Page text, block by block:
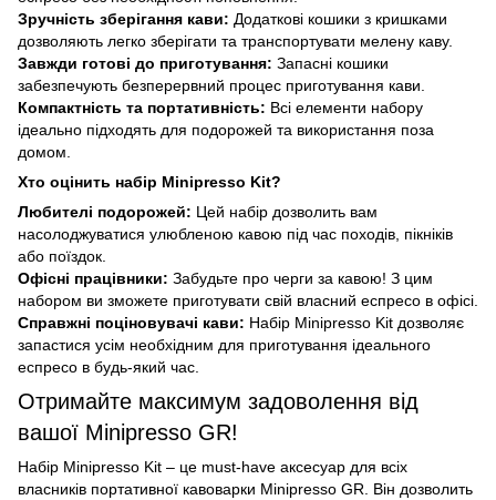
Зручність зберігання кави: Додаткові кошики з кришками
дозволяють легко зберігати та транспортувати мелену каву.
Завжди готові до приготування: Запасні кошики
забезпечують безперервний процес приготування кави.
Компактність та портативність: Всі елементи набору
ідеально підходять для подорожей та використання поза
домом.
Хто оцінить набір Minipresso Kit?
Любителі подорожей: Цей набір дозволить вам
насолоджуватися улюбленою кавою під час походів, пікніків
або поїздок.
Офісні працівники: Забудьте про черги за кавою! З цим
набором ви зможете приготувати свій власний еспресо в офісі.
Справжні поціновувачі кави: Набір Minipresso Kit дозволяє
запастися усім необхідним для приготування ідеального
еспресо в будь-який час.
Отримайте максимум задоволення від
вашої Minipresso GR!
Набір Minipresso Kit – це must-have аксесуар для всіх
власників портативної кавоварки Minipresso GR. Він дозволить